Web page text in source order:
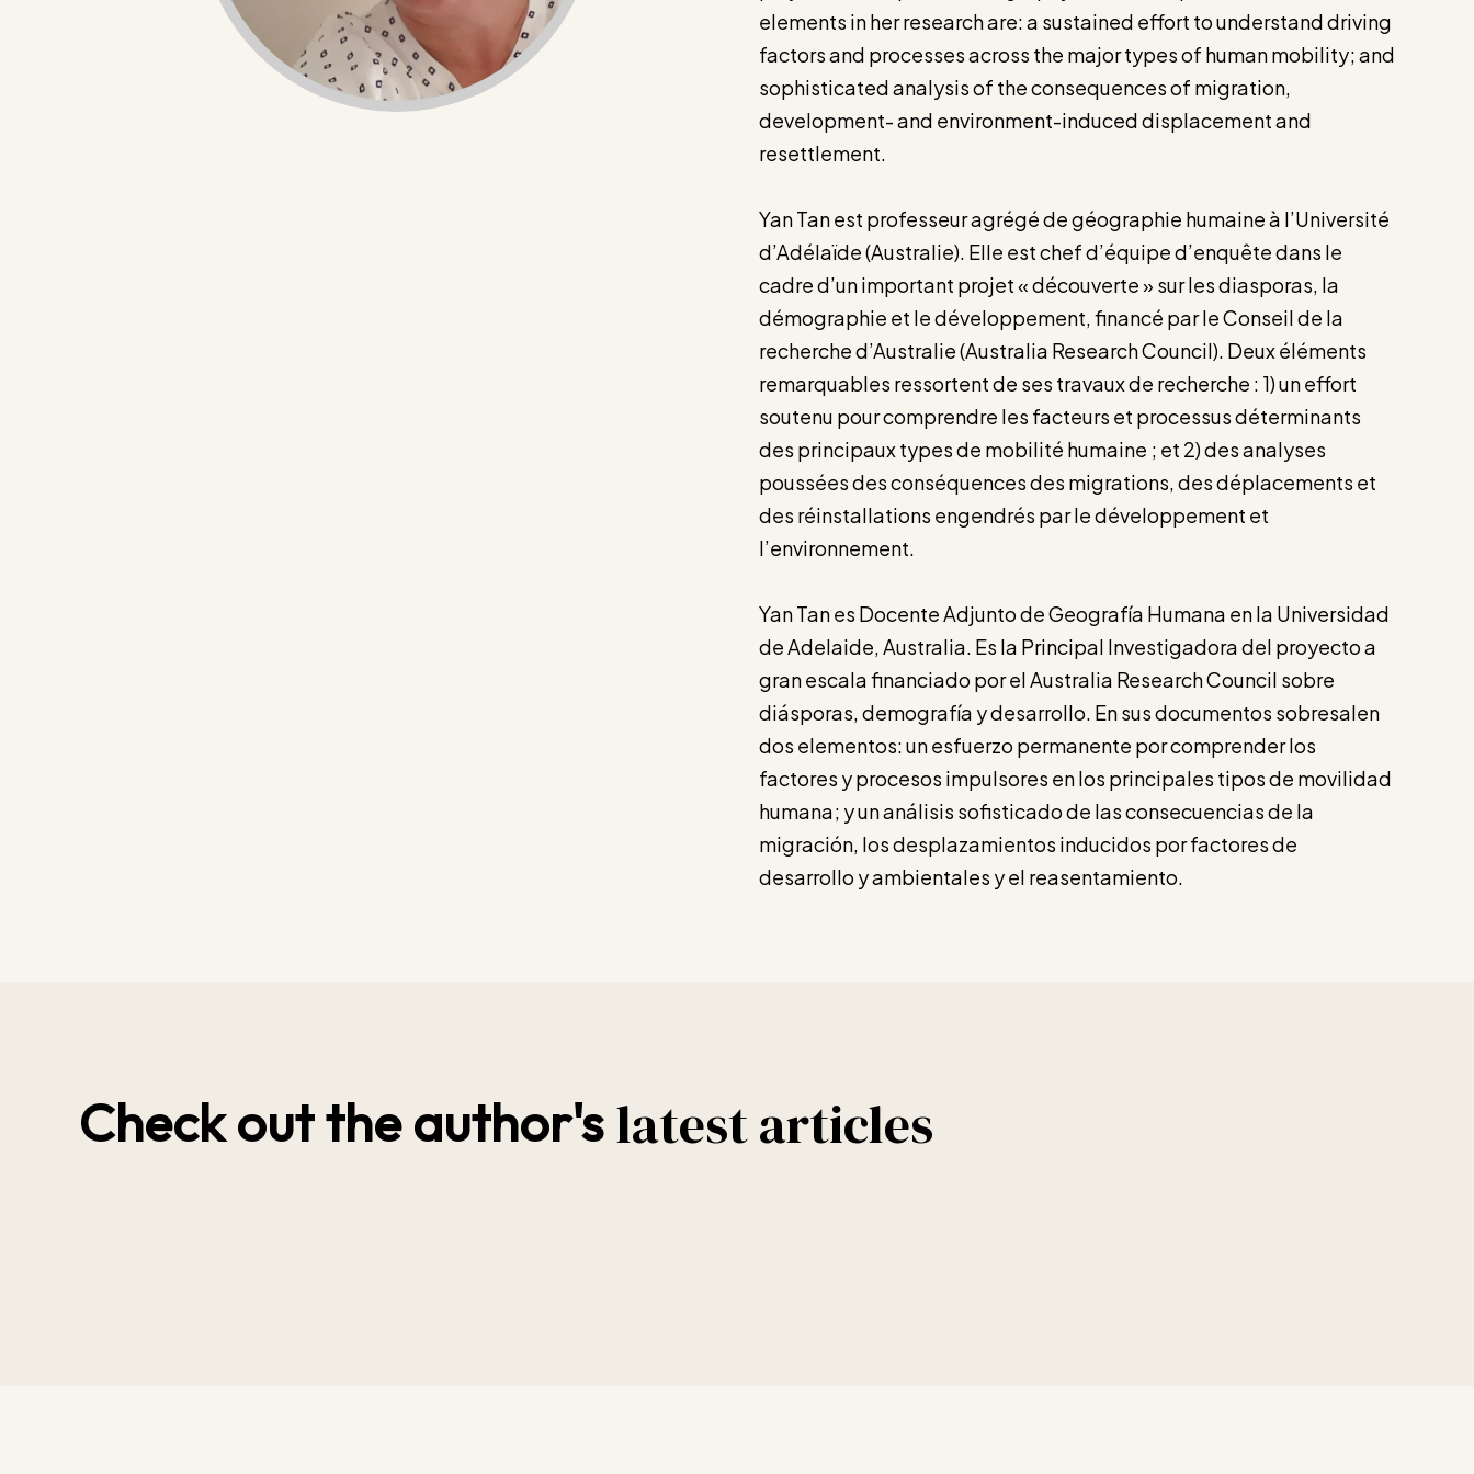
elements in her research are: a sustained effort to understand driving
factors and processes across the major types of human mobility; and
sophisticated analysis of the consequences of migration,
development- and environment-induced displacement and
resettlement.
Yan Tan est professeur agrégé de géographie humaine à l’Université
d’Adélaïde (Australie). Elle est chef d’équipe d’enquête dans le
cadre d’un important projet « découverte » sur les diasporas, la
démographie et le développement, financé par le Conseil de la
recherche d’Australie (Australia Research Council). Deux éléments
remarquables ressortent de ses travaux de recherche : 1) un effort
soutenu pour comprendre les facteurs et processus déterminants
des principaux types de mobilité humaine ; et 2) des analyses
poussées des conséquences des migrations, des déplacements et
des réinstallations engendrés par le développement et
l’environnement.
Yan Tan es Docente Adjunto de Geografía Humana en la Universidad
de Adelaide, Australia. Es la Principal Investigadora del proyecto a
gran escala financiado por el Australia Research Council sobre
diásporas, demografía y desarrollo. En sus documentos sobresalen
dos elementos: un esfuerzo permanente por comprender los
factores y procesos impulsores en los principales tipos de movilidad
humana; y un análisis sofisticado de las consecuencias de la
migración, los desplazamientos inducidos por factores de
desarrollo y ambientales y el reasentamiento.
Check out the author's latest articles